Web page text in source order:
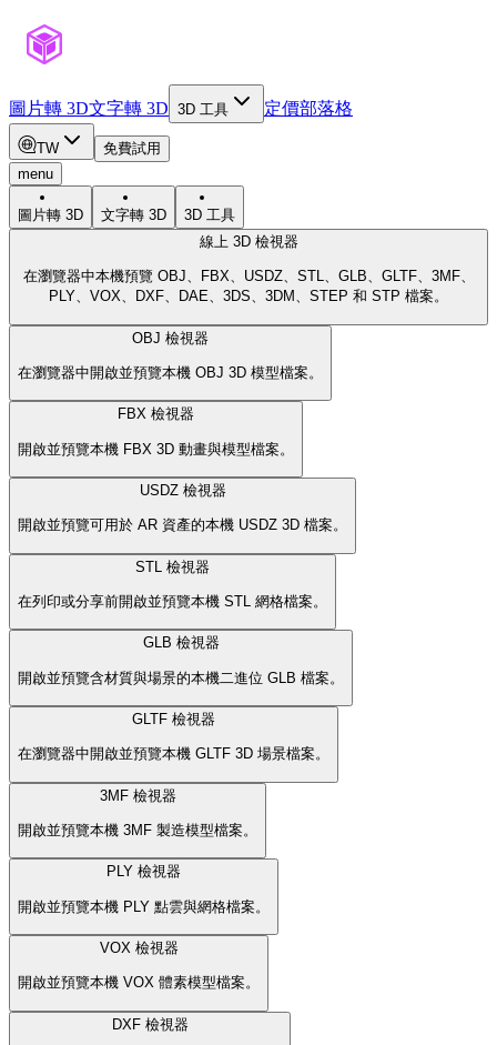
圖片轉 3D文字轉 3D 3D 工具 定價部落格
TW
免費試用
menu
圖片轉 3D 文字轉 3D
3D 工具
線上 3D 檢視器
在瀏覽器中本機預覽 OBJ、FBX、USDZ、STL、GLB、GLTF、3MF、
PLY、VOX、DXF、DAE、3DS、3DM、STEP 和 STP 檔案。
OBJ 檢視器
在瀏覽器中開啟並預覽本機 OBJ 3D 模型檔案。
FBX 檢視器
開啟並預覽本機 FBX 3D 動畫與模型檔案。
USDZ 檢視器
開啟並預覽可用於 AR 資產的本機 USDZ 3D 檔案。
STL 檢視器
在列印或分享前開啟並預覽本機 STL 網格檔案。
GLB 檢視器
開啟並預覽含材質與場景的本機二進位 GLB 檔案。
GLTF 檢視器
在瀏覽器中開啟並預覽本機 GLTF 3D 場景檔案。
3MF 檢視器
開啟並預覽本機 3MF 製造模型檔案。
PLY 檢視器
開啟並預覽本機 PLY 點雲與網格檔案。
VOX 檢視器
開啟並預覽本機 VOX 體素模型檔案。
DXF 檢視器